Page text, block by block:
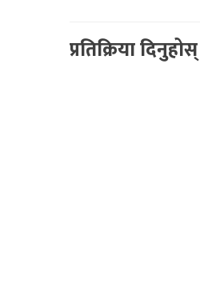
प्रतिक्रिया दिनुहोस्